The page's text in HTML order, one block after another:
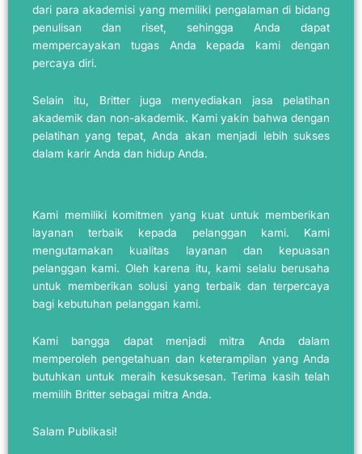
dari para akademisi yang memiliki pengalaman di bidang
penulisan dan riset, sehingga Anda dapat
mempercayakan tugas Anda kepada kami dengan
percaya diri.
Selain itu, Britter juga menyediakan jasa pelatihan
akademik dan non-akademik. Kami yakin bahwa dengan
pelatihan yang tepat, Anda akan menjadi lebih sukses
dalam karir Anda dan hidup Anda.
Kami memiliki komitmen yang kuat untuk memberikan
layanan terbaik kepada pelanggan kami. Kami
mengutamakan kualitas layanan dan kepuasan
pelanggan kami. Oleh karena itu, kami selalu berusaha
untuk memberikan solusi yang terbaik dan terpercaya
bagi kebutuhan pelanggan kami.
Kami bangga dapat menjadi mitra Anda dalam
memperoleh pengetahuan dan keterampilan yang Anda
butuhkan untuk meraih kesuksesan. Terima kasih telah
memilih Britter sebagai mitra Anda.
Salam Publikasi!